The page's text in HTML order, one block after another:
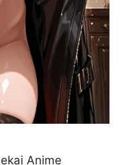
Anime